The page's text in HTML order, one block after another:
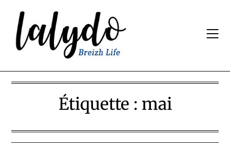
content
Étiquette : mai